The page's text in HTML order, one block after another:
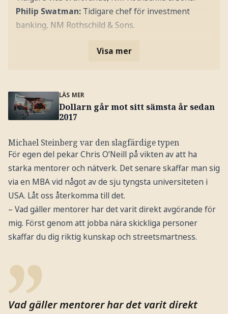
Philip Swatman: Tidigare chef för investment
banking, NM Rothschild & Sons.
Visa mer
LÄS MER
Dollarn går mot sitt sämsta år sedan
2017
Michael Steinberg var den slagfärdige typen
För egen del pekar Chris O’Neill på vikten av att ha
starka mentorer och nätverk. Det senare skaffar man sig
via en MBA vid något av de sju tyngsta universiteten i
USA. Låt oss återkomma till det.
– Vad gäller mentorer har det varit direkt avgörande för
mig. Först genom att jobba nära skickliga personer
skaffar du dig riktig kunskap och streetsmartness.
Vad gäller mentorer har det varit direkt